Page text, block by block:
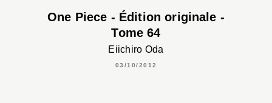
One Piece - Édition originale -
Tome 64
Eiichiro Oda
03/10/2012